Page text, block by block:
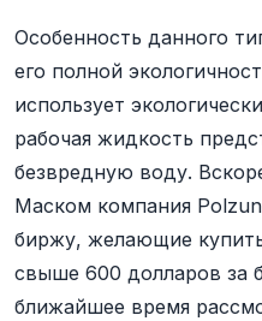
Особенность данного
его полной
использует
рабочая жидкость
безвредную воду.
Маском компания
биржу, желающие
свыше 600 долларов за
ближайшее время